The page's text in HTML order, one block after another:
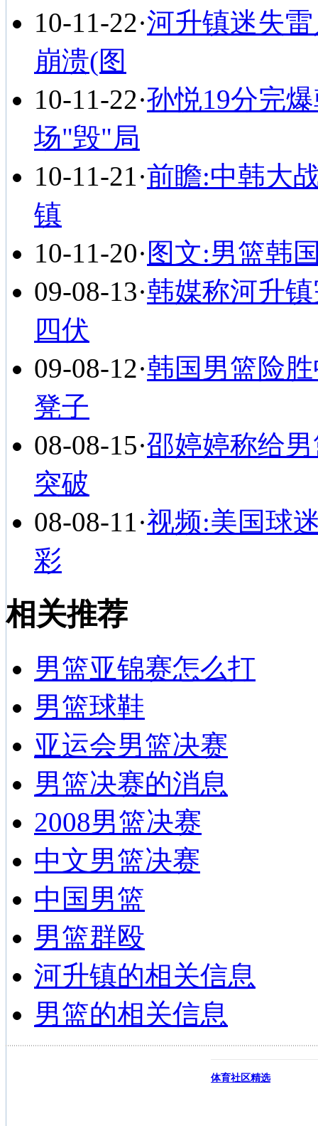
10-11-22·河升镇迷失
崩溃(图
10-11-22·孙悦19分完
场"毁"局
10-11-21·前瞻:中韩大
镇
10-11-20· 图文:男篮韩
09-08-13·韩媒称河升
四伏
09-08-12·韩国男篮险
凳子
08-08-15·邵婷婷称给
突破
08-08-11·视频:美国球
彩
相关推荐
男篮亚锦赛怎么打
男篮球鞋
亚运会男篮决赛
男篮决赛的消息
2008男篮决赛
中文男篮决赛
中国男篮
男篮群殴
河升镇的相关信息
男篮的相关信息
体育社区精选